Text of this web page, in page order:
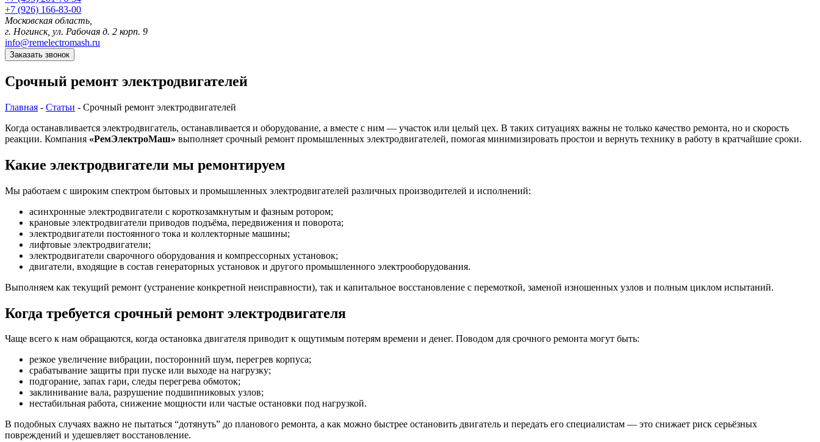
+7 (926) 166-83-00
Московская область,
г. Ногинск, ул. Рабочая д. 2 корп. 9
info@remelectromash.ru
Заказать звонок
Срочный ремонт электродвигателей
Главная - Статьи - Срочный ремонт электродвигателей
Когда останавливается электродвигатель, останавливается и оборудование, а вместе с ним — участок или целый цех. В таких ситуациях важны не только качество ремонта, но и скорость
реакции. Компания «РемЭлектроМаш» выполняет срочный ремонт промышленных электродвигателей, помогая минимизировать простои и вернуть технику в работу в кратчайшие сроки.
Какие электродвигатели мы ремонтируем
Мы работаем с широким спектром бытовых и промышленных электродвигателей различных производителей и исполнений:
асинхронные электродвигатели с короткозамкнутым и фазным ротором;
крановые электродвигатели приводов подъёма, передвижения и поворота;
электродвигатели постоянного тока и коллекторные машины;
лифтовые электродвигатели;
электродвигатели сварочного оборудования и компрессорных установок;
двигатели, входящие в состав генераторных установок и другого промышленного электрооборудования.
Выполняем как текущий ремонт (устранение конкретной неисправности), так и капитальное восстановление с перемоткой, заменой изношенных узлов и полным циклом испытаний.
Когда требуется срочный ремонт электродвигателя
Чаще всего к нам обращаются, когда остановка двигателя приводит к ощутимым потерям времени и денег. Поводом для срочного ремонта могут быть:
резкое увеличение вибрации, посторонний шум, перегрев корпуса;
срабатывание защиты при пуске или выходе на нагрузку;
подгорание, запах гари, следы перегрева обмоток;
заклинивание вала, разрушение подшипниковых узлов;
нестабильная работа, снижение мощности или частые остановки под нагрузкой.
В подобных случаях важно не пытаться “дотянуть” до планового ремонта, а как можно быстрее остановить двигатель и передать его специалистам — это снижает риск серьёзных
повреждений и удешевляет восстановление.